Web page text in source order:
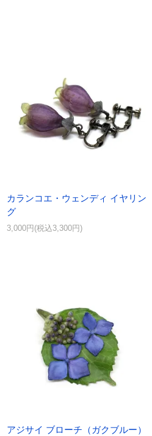
カランコエ・ウェンディ イヤリン
グ
3,000円(税込3,300円)
アジサイ ブローチ（ガクブルー）